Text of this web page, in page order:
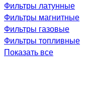
Фильтры латунные
Фильтры магнитные
Фильтры газовые
Фильтры топливные
Показать все